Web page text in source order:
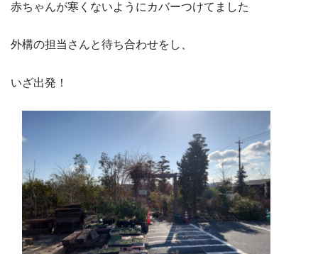
赤ちゃんが寒くないようにカバーつけてました
外構の担当さんと待ち合わせをし、
いざ出発！